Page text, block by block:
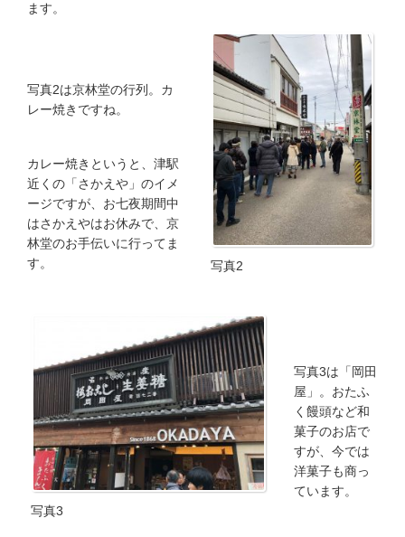
ます。
写真2
写真2は京林堂の行列。カ
レー焼きですね。
カレー焼きというと、津駅
近くの「さかえや」のイメ
ージですが、お七夜期間中
はさかえやはお休みで、京
林堂のお手伝いに行ってま
す。
写真3
写真3は「岡田
屋」。おたふ
く饅頭など和
菓子のお店で
すが、今では
洋菓子も商っ
ています。